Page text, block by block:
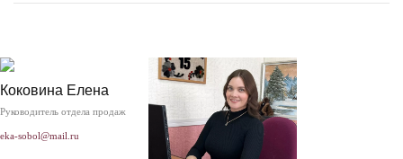
Коковина Елена
Руководитель отдела продаж
eka-sobol@mail.ru